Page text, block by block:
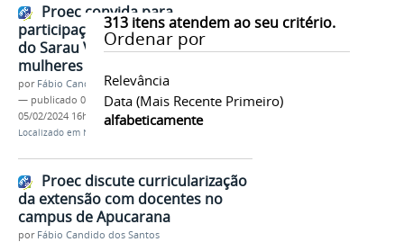
313itens atendem ao seu critério.
Ordenar por
Relevância
Data (mais Recente Primeiro)
alfabeticamente
Proec convida para
participação em edição especial
do Sarau Virtual dedicado às
mulheres
por Fábio Candido dos Santos
— publicado 05/02/2024 —última modificação
05/02/2024 16h48
Localizado em Notícias
Proec discute curricularização
da extensão com docentes no
campus de Apucarana
por Fábio Candido dos Santos